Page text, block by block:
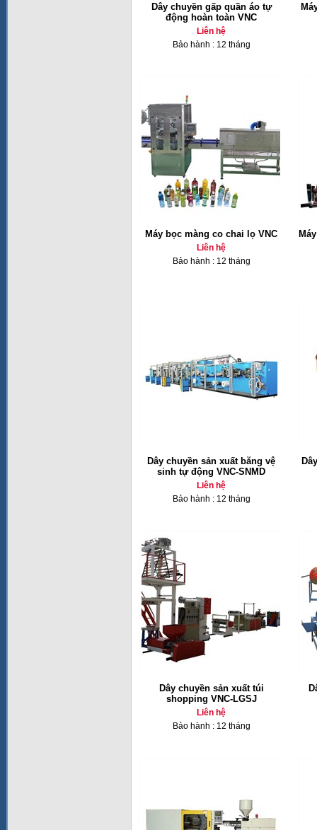
Dây chuyền gấp quần áo tự
động hoàn toàn VNC
Liên hệ
Bảo hành : 12 tháng
Máy bọc màng co chai lọ VNC
Liên hệ
Bảo hành : 12 tháng
Dây chuyền sản xuất băng vệ
sinh tự động VNC-SNMD
Liên hệ
Bảo hành : 12 tháng
Dây chuyền sản xuất túi
shopping VNC-LGSJ
Liên hệ
Bảo hành : 12 tháng